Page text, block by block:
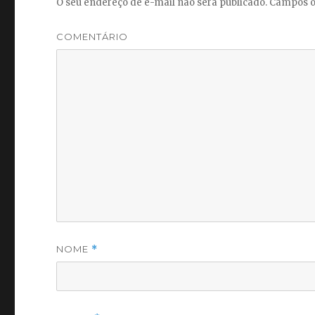
O seu endereço de e-mail não será publicado. Campos
COMENTÁRIO
NOME *